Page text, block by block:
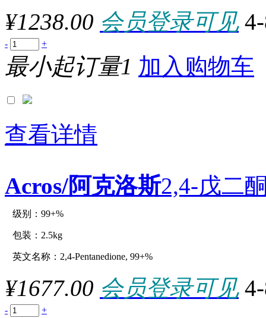
¥1238.00 会员登录可见
- +
最小起订量1 加入购物车
查看详情
Acros/阿克洛斯2,4-戊二
原厂型号：C12996-2.5kg
参数：
级别：99+%
包装：2.5kg
英文名称：2,4-Pentanedione, 99+%
¥1677.00 会员登录可见
- +